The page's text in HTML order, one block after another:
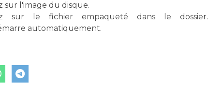
sur l'image du disque.
sur le fichier empaqueté dans le dossier.
automatiquement.